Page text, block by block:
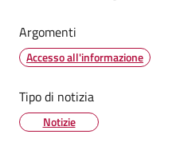
Argomenti
Accesso all'informazione
Tipo di notizia
Notizie